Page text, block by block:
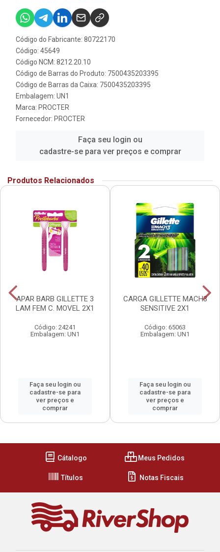
Código do Fabricante: 80722170
Código: 45649
Código NCM: 8212.20.10
Código de Barras do Produto: 7500435203395
Código de Barras da Caixa: 7500435203395
Embalagem: UN1
Marca: PROCTER
Fornecedor: PROCTER
Faça seu login ou
cadastre-se para ver preços e comprar
Produtos Relacionados
APAR BARB GILLETTE 3
LAM FEM C. MOVEL 2X1
Código: 24241
Embalagem: UN1
Faça seu login ou
cadastre-se para
ver preços e
comprar
CARGA GILLETTE MACH3
SENSITIVE 2X1
Código: 65063
Embalagem: UN1
Faça seu login ou
cadastre-se para
ver preços e
comprar
Cátalogo Meus Pedidos
Títulos Notas Fiscais